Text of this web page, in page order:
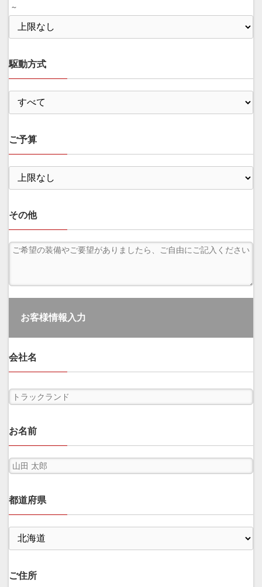
～
駆動方式
ご予算
その他
お客様情報入力
会社名
お名前
都道府県
ご住所